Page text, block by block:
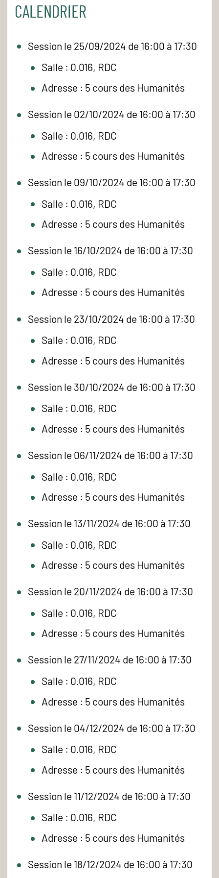
CALENDRIER
Session le 25/09/2024 de 16:00 à 17:30
Salle : 0.016, RDC
Adresse : 5 cours des Humanités
Session le 02/10/2024 de 16:00 à 17:30
Salle : 0.016, RDC
Adresse : 5 cours des Humanités
Session le 09/10/2024 de 16:00 à 17:30
Salle : 0.016, RDC
Adresse : 5 cours des Humanités
Session le 16/10/2024 de 16:00 à 17:30
Salle : 0.016, RDC
Adresse : 5 cours des Humanités
Session le 23/10/2024 de 16:00 à 17:30
Salle : 0.016, RDC
Adresse : 5 cours des Humanités
Session le 30/10/2024 de 16:00 à 17:30
Salle : 0.016, RDC
Adresse : 5 cours des Humanités
Session le 06/11/2024 de 16:00 à 17:30
Salle : 0.016, RDC
Adresse : 5 cours des Humanités
Session le 13/11/2024 de 16:00 à 17:30
Salle : 0.016, RDC
Adresse : 5 cours des Humanités
Session le 20/11/2024 de 16:00 à 17:30
Salle : 0.016, RDC
Adresse : 5 cours des Humanités
Session le 27/11/2024 de 16:00 à 17:30
Salle : 0.016, RDC
Adresse : 5 cours des Humanités
Session le 04/12/2024 de 16:00 à 17:30
Salle : 0.016, RDC
Adresse : 5 cours des Humanités
Session le 11/12/2024 de 16:00 à 17:30
Salle : 0.016, RDC
Adresse : 5 cours des Humanités
Session le 18/12/2024 de 16:00 à 17:30